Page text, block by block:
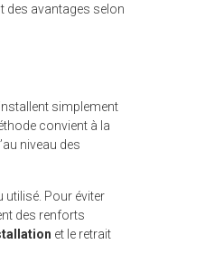
des avantages selon
simplement
convient à la
niveau des
utilisé. Pour éviter
des renforts
et le retrait